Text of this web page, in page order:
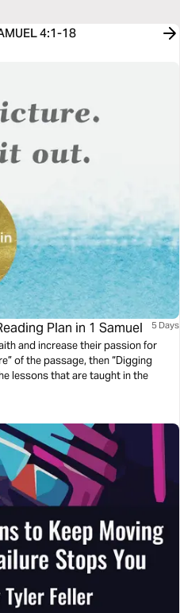
4:1-18
Plan in 1 Samuel 5 Days
and increase their passion for
of the passage, then “Digging
lessons that are taught in the